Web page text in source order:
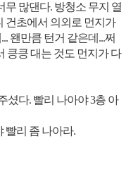
무 많댄다. 방청소 무지 열
건초에서 의외로 먼지가
왠만큼 턴거 같은데...쩌
킁킁 대는 것도 먼지가 다
셨다. 빨리 나아야 3층 아
빨리 좀 나아라.